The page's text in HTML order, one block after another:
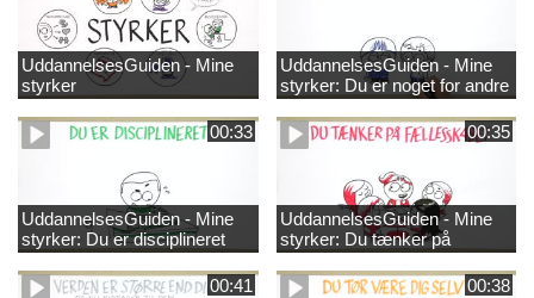
UddannelsesGuiden - Mine
styrker
UddannelsesGuiden - Mine
styrker: Du er noget for andre
00:33
UddannelsesGuiden - Mine
styrker: Du er disciplineret
00:35
UddannelsesGuiden - Mine
styrker: Du tænker på
fællesskabet
00:41
00:38